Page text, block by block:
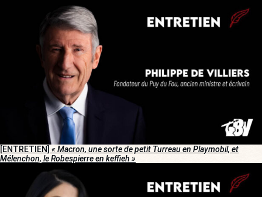
[ENTRETIEN] « Macron, une sorte de petit Turreau en Playmobil, et
Mélenchon, le Robespierre en keffieh »